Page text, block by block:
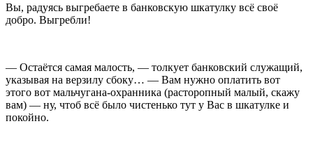
Вы, радуясь выгребаете в банковскую шкатулку всё своё
добро. Выгребли!
— Остаётся самая малость, — толкует банковский служащий,
указывая на верзилу сбоку… — Вам нужно оплатить вот
этого вот мальчугана-охранника (расторопный малый, скажу
вам) — ну, чтоб всё было чистенько тут у Вас в шкатулке и
покойно.